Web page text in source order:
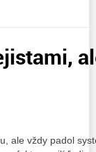
ale vždy padol